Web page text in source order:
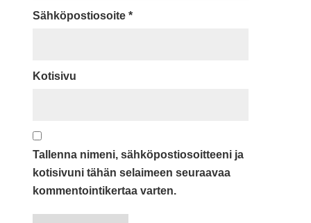
Sähköpostiosoite *
Kotisivu
Tallenna nimeni, sähköpostiosoitteeni ja
kotisivuni tähän selaimeen seuraavaa
kommentointikertaa varten.